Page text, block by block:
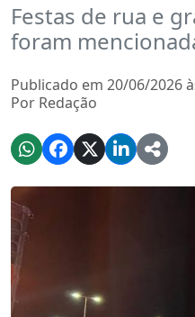
Festas de rua e
foram
Publicado em 20/06/2026
Por Redação